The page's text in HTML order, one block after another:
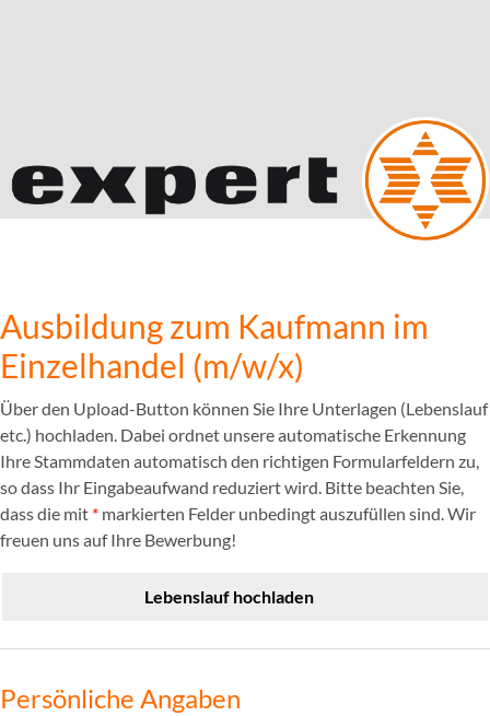
Ausbildung zum Kaufmann im
Einzelhandel (m/w/x)
Über den Upload-Button können Sie Ihre Unterlagen (Lebenslauf
etc.) hochladen. Dabei ordnet unsere automatische Erkennung
Ihre Stammdaten automatisch den richtigen Formularfeldern zu,
so dass Ihr Eingabeaufwand reduziert wird. Bitte beachten Sie,
dass die mit * markierten Felder unbedingt auszufüllen sind. Wir
freuen uns auf Ihre Bewerbung!
Lebenslauf hochladen
Persönliche Angaben